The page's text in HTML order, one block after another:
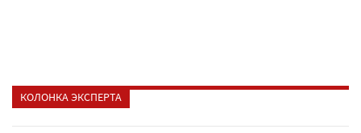
КОЛОНКА ЭКСПЕРТА